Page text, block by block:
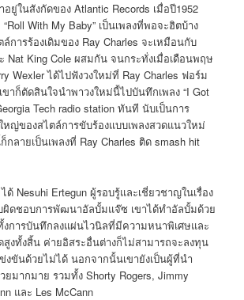
อยู่ในสังกัดของ Atlantic Records เมื่อปี1952
With My Baby” เป็นเพลงที่พอจะฮิตบ้าง
การร้องเดิมของ Ray Charles จะเหมือนกับ
Nat King Cole ผสมกัน จนกระทั่งเมื่อเดือนพฤษ
Wexler ได้ไปฟังวงใหม่ที่ Ray Charles ฟอร์ม
าก็ตัดสินใจนำพาวงใหม่นี้ไปบันทึกเพลง “I Got
Tech radio station ทันที นับเป็นการ
หญ่ของสไตล์การขับร้องแบบเพลงสวดแนวใหม่
กลายเป็นเพลงที่ Ray Charles ติด smash hit
ด้ Nesuhi Ertegun ผู้รอบรู้และเชี่ยวชาญในเรื่อง
ผิดชอบการพัฒนาอัลบั้มแจ๊ซ เขาได้ทำอัลบั้มด้วย
การบันทึกลงแผ่นไวนิลที่มีความหนาพิเศษและ
สูงทั้งสิ้น ค่ายอิสระอื่นต่างก็ไม่สามารถจะลงทุน
งขันด้วยไม่ได้ นอกจากนั้นเขายังเป็นผู้ที่นำ
มากมาย รวมทั้ง Shorty Rogers, Jimmy
และ Les McCann